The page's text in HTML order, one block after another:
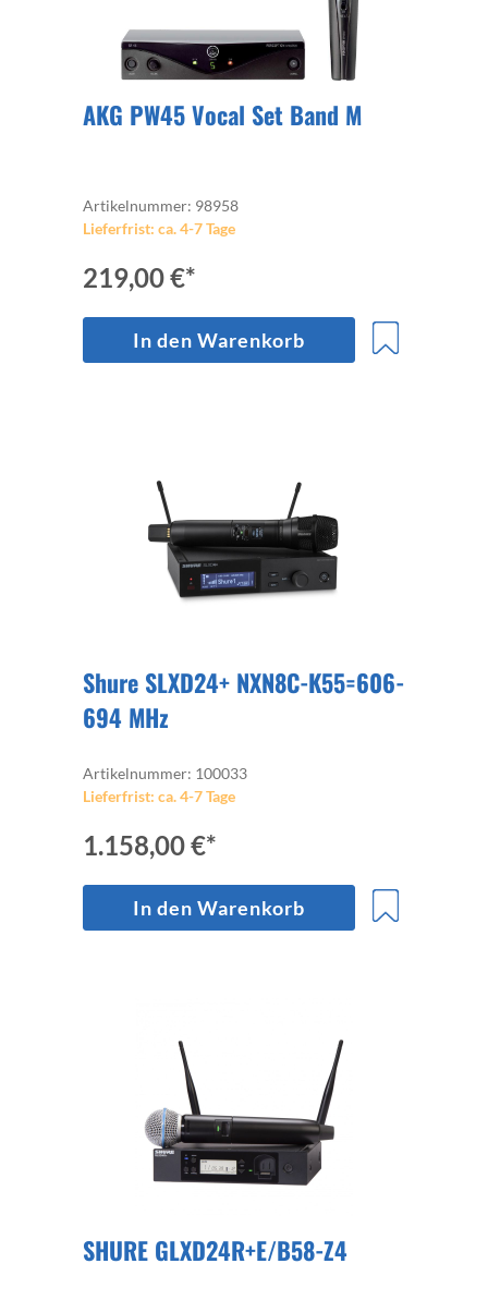
AKG PW45 Vocal Set Band M
Artikelnummer: 98958
Lieferfrist: ca. 4-7 Tage
219,00 €*
In den Warenkorb
Shure SLXD24+ NXN8C-K55=606-
694 MHz
Artikelnummer: 100033
Lieferfrist: ca. 4-7 Tage
1.158,00 €*
In den Warenkorb
SHURE GLXD24R+E/B58-Z4